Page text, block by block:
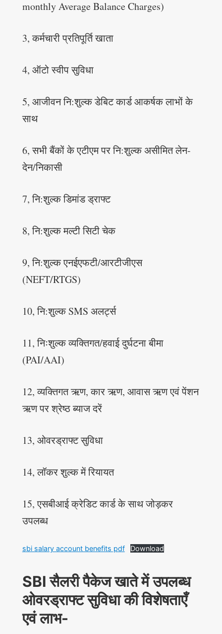
monthly Average Balance Charges)
3, कर्मचारी प्रतिपूर्ति खाता
4, ऑटो स्वीप सुविधा
5, आजीवन नि:शुल्क डेबिट कार्ड आकर्षक लाभों के
साथ
6, सभी बैंकों के एटीएम पर नि:शुल्क असीमित लेन-
देन/निकासी
7, नि:शुल्क डिमांड ड्राफ्ट
8, नि:शुल्क मल्टी सिटी चेक
9, नि:शुल्क एनईएफटी/आरटीजीएस
(NEFT/RTGS)
10, नि:शुल्क SMS अलर्ट्स
11, निःशुल्क व्यक्तिगत/हवाई दुर्घटना बीमा
(PAI/AAI)
12, व्यक्तिगत ऋण, कार ऋण, आवास ऋण एवं पेंशन
ऋण पर श्रेष्ठ ब्याज दरें
13, ओवरड्राफ्ट सुविधा
14, लॉकर शुल्क में रियायत
15, एसबीआई क्रेडिट कार्ड के साथ जोड़कर
उपलब्ध
sbi salary account benefits pdf Download
SBI सैलरी पैकेज खाते में उपलब्ध
ओवरड्राफ्ट सुविधा की विशेषताएँ
एवं लाभ-